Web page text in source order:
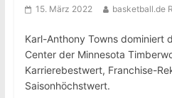
15. März 2022 basketball.de
Karl-Anthony Towns dominiert
Center der Minnesota
Karrierebestwert, Franchise-
Saisonhöchstwert.